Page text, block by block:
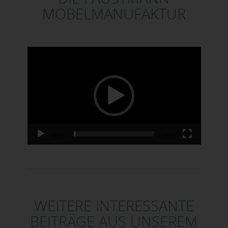
MÖBELMANUFAKTUR
WEITERE INTERESSANTE
BEITRÄGE AUS UNSEREM